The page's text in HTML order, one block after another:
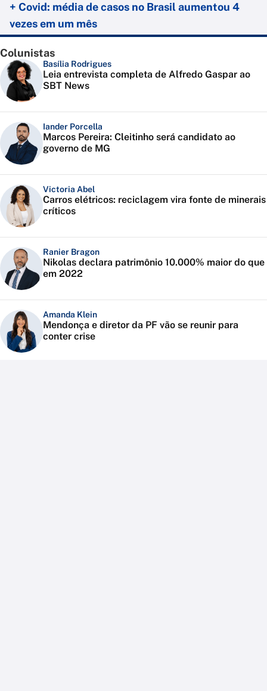
+ Covid: média de casos no Brasil aumentou 4
vezes em um mês
Colunistas
Basília Rodrigues
Leia entrevista completa de Alfredo Gaspar ao
SBT News
Iander Porcella
Marcos Pereira: Cleitinho será candidato ao
governo de MG
Victoria Abel
Carros elétricos: reciclagem vira fonte de minerais
críticos
Ranier Bragon
Nikolas declara patrimônio 10.000% maior do que
em 2022
Amanda Klein
Mendonça e diretor da PF vão se reunir para
conter crise